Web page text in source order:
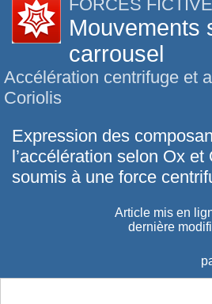
FORCES
Mouvements
carrousel
Accélération centrifuge et
Coriolis
Expression des
l’accélération selon Ox et
soumis à une force
Article mis en
dernière